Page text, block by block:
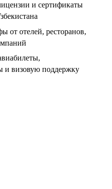
и сертификаты
от отелей, ресторанов,
и визовую поддержку